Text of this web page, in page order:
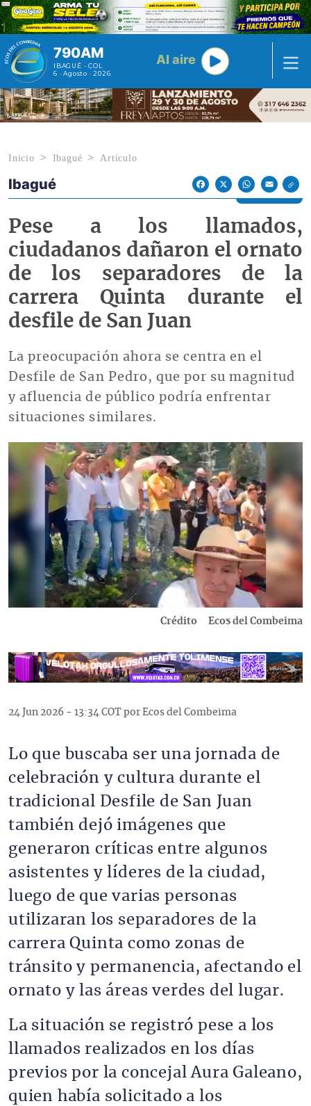
Pasar al contenido principal
790AM
IBAGUÉ - COL
6 · Agosto · 2026
Al aire
Inicio Ibagué Artículo
Econoticias y Eventos
Ibagué
FacebookX WhatsAppEmail
Pese a los llamados,
ciudadanos dañaron el ornato
de los separadores de la
carrera Quinta durante el
desfile de San Juan
La preocupación ahora se centra en el
Desfile de San Pedro, que por su magnitud
y afluencia de público podría enfrentar
situaciones similares.
Imagen
Crédito Ecos del Combeima
24 Jun 2026 - 13:34 COT por Ecos del Combeima
Lo que buscaba ser una jornada de
celebración y cultura durante el
tradicional Desfile de San Juan
también dejó imágenes que
generaron críticas entre algunos
asistentes y líderes de la ciudad,
luego de que varias personas
utilizaran los separadores de la
carrera Quinta como zonas de
tránsito y permanencia, afectando el
ornato y las áreas verdes del lugar.
La situación se registró pese a los
llamados realizados en los días
previos por la concejal Aura Galeano,
quien había solicitado a los